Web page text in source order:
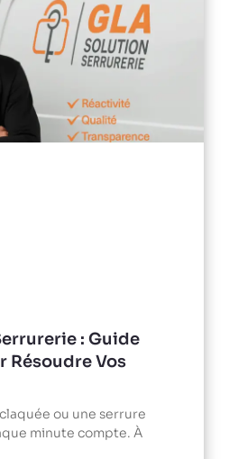
: Guide
Résoudre Vos
ou une serrure
minute compte. À